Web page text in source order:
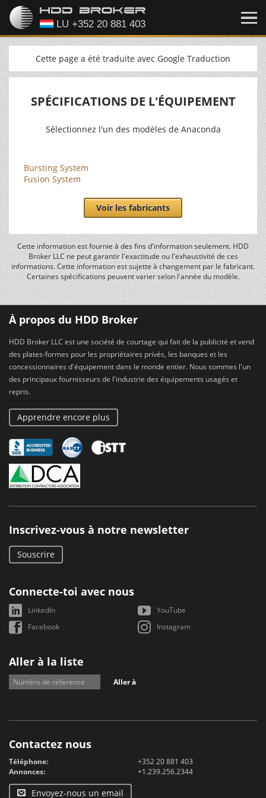
Cette page a été traduite avec Google Traduction
SPÉCIFICATIONS DE L'ÉQUIPEMENT
Sélectionnez l'un des modèles de Anaconda
Bursting System
Fusion System
Voir les fabricants
Cette information est fournie à des fins d'information seulement. HDD
Broker LLC ne peut garantir l'exactitude ou l'exhaustivité de ces
informations. Cette information est sujette à changement par le fabricant.
Certaines spécifications peuvent varier selon l'année du modèle.
À propos du HDD Broker
HDD Broker LLC est une société de courtage qui fait de la publicité et vend
des plates-formes pour les propriétaires privés, les banques et les
concessionnaires d'équipement dans le monde entier. Nous sommes l'un
des principaux fournisseurs de l'industrie des équipements usagés et
repris.
Apprendre encore plus
Inscrivez-vous à notre newsletter
Souscrire
Connecte-toi avec nous
LinkedIn
YouTube
Facebook
Instagram
Aller à la liste
Aller à
Contactez nous
Téléphone:
+352 20 881 403
Annonces:
+1.239.256.2344
Envoyez-nous un email